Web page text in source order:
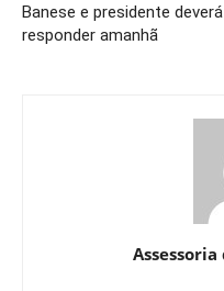
Banese e presidente deverá
responder amanhã